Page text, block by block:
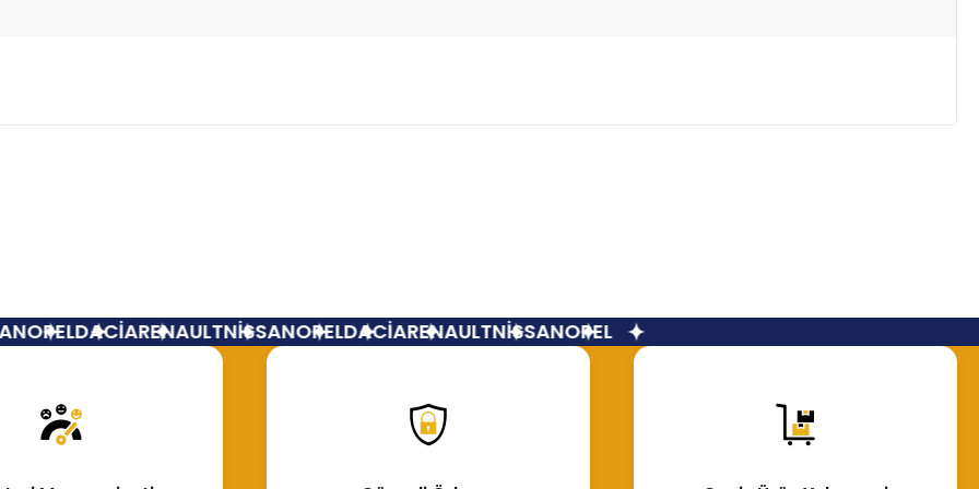
OPELDACİARENAULTNİSSANOPELDACİARENAULTNİSSANOPEL